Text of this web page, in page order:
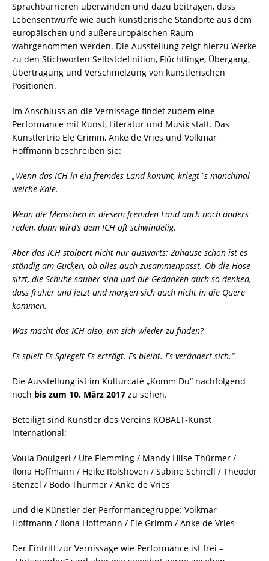
Sprachbarrieren überwinden und dazu beitragen, dass
Lebensentwürfe wie auch künstlerische Standorte aus dem
europäischen und außereuropäischen Raum
wahrgenommen werden. Die Ausstellung zeigt hierzu Werke
zu den Stichworten Selbstdefinition, Flüchtlinge, Übergang,
Übertragung und Verschmelzung von künstlerischen
Positionen.
Im Anschluss an die Vernissage findet zudem eine
Performance mit Kunst, Literatur und Musik statt. Das
Künstlertrio Ele Grimm, Anke de Vries und Volkmar
Hoffmann beschreiben sie:
„Wenn das ICH in ein fremdes Land kommt, kriegt´s manchmal
weiche Knie.
Wenn die Menschen in diesem fremden Land auch noch anders
reden, dann wird’s dem ICH oft schwindelig.
Aber das ICH stolpert nicht nur auswärts: Zuhause schon ist es
ständig am Gucken, ob alles auch zusammenpasst. Ob die Hose
sitzt, die Schuhe sauber sind und die Gedanken auch so denken,
dass früher und jetzt und morgen sich auch nicht in die Quere
kommen.
Was macht das ICH also, um sich wieder zu finden?
Es spielt Es Spiegelt Es erträgt. Es bleibt. Es verändert sich.“
Die Ausstellung ist im Kulturcafé „Komm Du“ nachfolgend
noch bis zum 10. März 2017 zu sehen.
Beteiligt sind Künstler des Vereins KOBALT-Kunst
international:
Voula Doulgeri / Ute Flemming / Mandy Hilse-Thürmer /
Ilona Hoffmann / Heike Rolshoven / Sabine Schnell / Theodor
Stenzel / Bodo Thürmer / Anke de Vries
und die Künstler der Performancegruppe: Volkmar
Hoffmann / Ilona Hoffmann / Ele Grimm / Anke de Vries
Der Eintritt zur Vernissage wie Performance ist frei –